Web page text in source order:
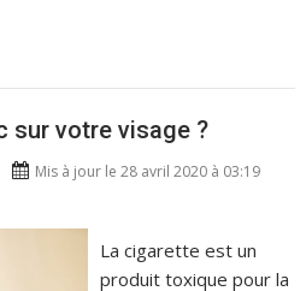
sur votre visage ?
Mis à jour le 28 avril 2020 à 03:19
La cigarette est un
produit toxique pour la